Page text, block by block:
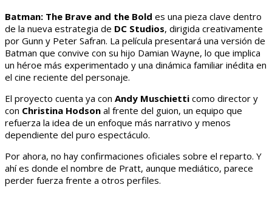
Batman: The Brave and the Bold es una pieza clave dentro
de la nueva estrategia de DC Studios, dirigida creativamente
por Gunn y Peter Safran. La película presentará una versión de
Batman que convive con su hijo Damian Wayne, lo que implica
un héroe más experimentado y una dinámica familiar inédita en
el cine reciente del personaje.
El proyecto cuenta ya con Andy Muschietti como director y
con Christina Hodson al frente del guion, un equipo que
refuerza la idea de un enfoque más narrativo y menos
dependiente del puro espectáculo.
Por ahora, no hay confirmaciones oficiales sobre el reparto. Y
ahí es donde el nombre de Pratt, aunque mediático, parece
perder fuerza frente a otros perfiles.